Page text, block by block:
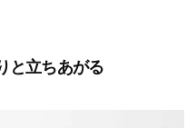
と立ちあがる